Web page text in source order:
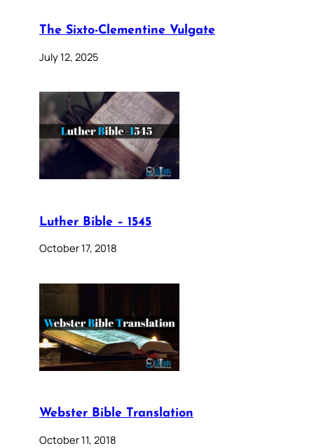
The Sixto-Clementine Vulgate
July 12, 2025
Luther Bible – 1545
October 17, 2018
Webster Bible Translation
October 11, 2018